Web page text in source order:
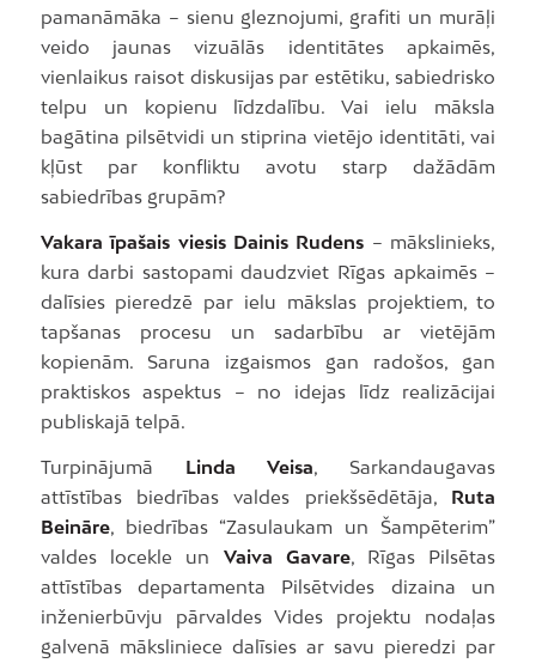
pamanāmāka – sienu gleznojumi, grafiti un murāļi
veido jaunas vizuālās identitātes apkaimēs,
vienlaikus raisot diskusijas par estētiku, sabiedrisko
telpu un kopienu līdzdalību. Vai ielu māksla
bagātina pilsētvidi un stiprina vietējo identitāti, vai
kļūst par konfliktu avotu starp dažādām
sabiedrības grupām?
Vakara īpašais viesis Dainis Rudens – mākslinieks,
kura darbi sastopami daudzviet Rīgas apkaimēs –
dalīsies pieredzē par ielu mākslas projektiem, to
tapšanas procesu un sadarbību ar vietējām
kopienām. Saruna izgaismos gan radošos, gan
praktiskos aspektus – no idejas līdz realizācijai
publiskajā telpā.
Turpinājumā Linda Veisa, Sarkandaugavas
attīstības biedrības valdes priekšsēdētāja, Ruta
Beināre, biedrības “Zasulaukam un Šampēterim”
valdes locekle un Vaiva Gavare, Rīgas Pilsētas
attīstības departamenta Pilsētvides dizaina un
inženierbūvju pārvaldes Vides projektu nodaļas
galvenā māksliniece dalīsies ar savu pieredzi par